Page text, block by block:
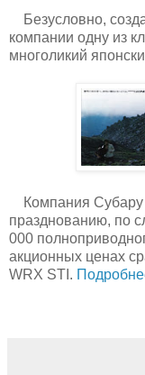
Безусловно,
компании одну из
многоликий
Компания Субару
празднованию, по
000
акционных ценах
WRX STI.